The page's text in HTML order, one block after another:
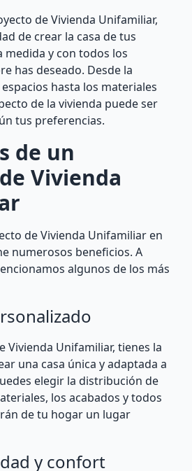
de Vivienda Unifamiliar,
de crear la casa de tus
medida y con todos los
has deseado. Desde la
hasta los materiales
de la vivienda puede ser
tus preferencias.
de un
Vivienda
de Vivienda Unifamiliar en
numerosos beneficios. A
algunos de los más
Vivienda Unifamiliar, tienes la
una casa única y adaptada a
elegir la distribución de
los acabados y todos
de tu hogar un lugar
y confort